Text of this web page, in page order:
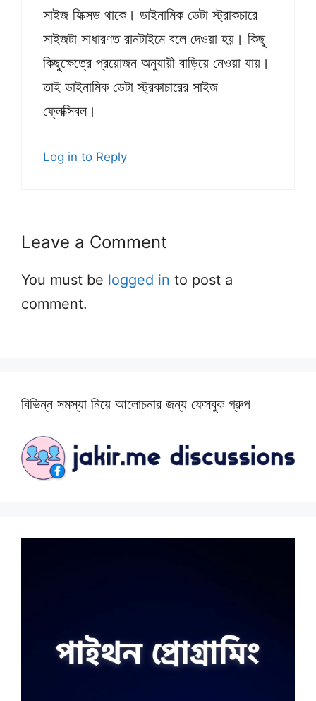
সাইজ ফিক্সড থাকে। ডাইনামিক ডেটা স্ট্রাকচারে
সাইজটা সাধারণত রানটাইমে বলে দেওয়া হয়। কিছু
কিছুক্ষেত্রে প্রয়োজন অনুযায়ী বাড়িয়ে নেওয়া যায়।
তাই ডাইনামিক ডেটা স্ট্রকাচারের সাইজ
ফ্লেক্সিবল।
Log in to Reply
Leave a Comment
You must be logged in to post a
comment.
বিভিন্ন সমস্যা নিয়ে আলোচনার জন্য ফেসবুক গ্রুপ